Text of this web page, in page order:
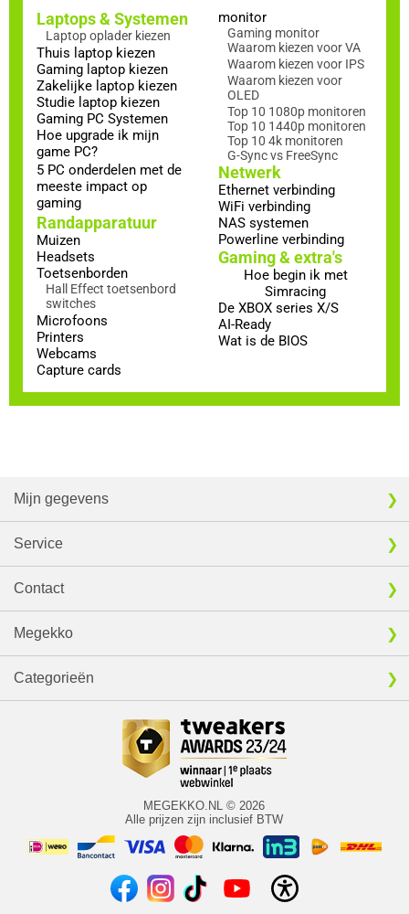
Laptops & Systemen
Laptop oplader kiezen
Thuis laptop kiezen
Gaming laptop kiezen
Zakelijke laptop kiezen
Studie laptop kiezen
Gaming PC Systemen
Hoe upgrade ik mijn
game PC?
5 PC onderdelen met de
meeste impact op
gaming
Randapparatuur
Muizen
Headsets
Toetsenborden
Hall Effect toetsenbord
switches
Microfoons
Printers
Webcams
Capture cards
monitor
Gaming monitor
Waarom kiezen voor VA
Waarom kiezen voor IPS
Waarom kiezen voor
OLED
Top 10 1080p monitoren
Top 10 1440p monitoren
Top 10 4k monitoren
G-Sync vs FreeSync
Netwerk
Ethernet verbinding
WiFi verbinding
NAS systemen
Powerline verbinding
Gaming & extra's
Hoe begin ik met
Simracing
De XBOX series X/S
AI-Ready
Wat is de BIOS
Mijn gegevens
Service
Contact
Megekko
Categorieën
MEGEKKO.NL © 2026
Alle prijzen zijn inclusief BTW